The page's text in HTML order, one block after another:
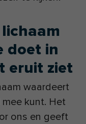
doet in
eruit ziet
waardeert
kunt. Het
ons en geeft